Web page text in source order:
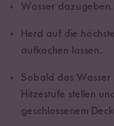
Wasser dazugeben.
Herd auf die
aufkochen lassen.
Sobald das
Hitzestufe stellen
geschlossenem